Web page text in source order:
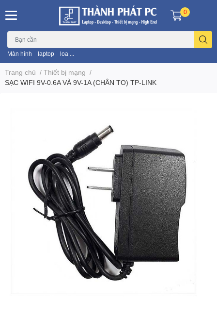
Màn hình laptop loa ...
0
Trang chủ / Thiết bị mạng /
SẠC WIFI 9V-0.6A VÀ 9V-1A (CHÂN TO) TP-LINK